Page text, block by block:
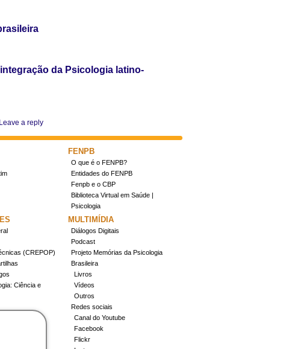
da Psicologia latino-
Leave a reply
FENPB
O que é o FENPB?
Entidades do FENPB
Fenpb e o CBP
Biblioteca Virtual em Saúde |
Psicologia
(CREPOP)
Ciência e
MULTIMÍDIA
Diálogos Digitais
Podcast
Projeto Memórias da Psicologia
Brasileira
Livros
Vídeos
Outros
Redes sociais
Canal do Youtube
Facebook
Flickr